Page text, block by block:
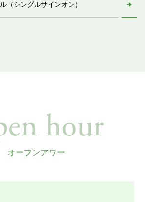
（シングルサインオン）
オープンアワー